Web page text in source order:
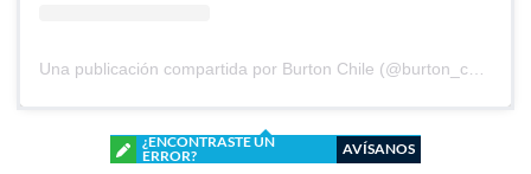
Una publicación compartida por Burton Chile (@burton_chile)
¿ENCONTRASTE UN
ERROR?
AVÍSANOS